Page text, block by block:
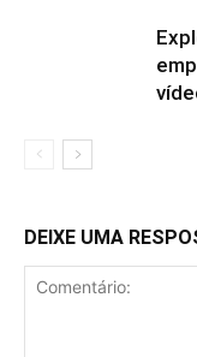
DEIXE UMA